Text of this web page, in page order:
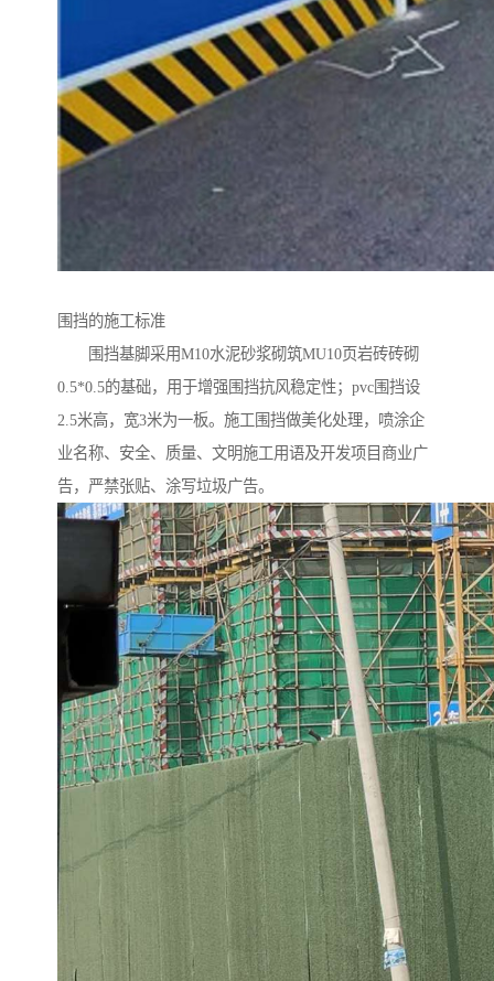
围挡的施工标准
围挡基脚采用M10水泥砂浆砌筑MU10页岩砖砖砌
0.5*0.5的基础，用于增强围挡抗风稳定性；pvc围挡设
2.5米高，宽3米为一板。施工围挡做美化处理，喷涂企
业名称、安全、质量、文明施工用语及开发项目商业广
告，严禁张贴、涂写垃圾广告。